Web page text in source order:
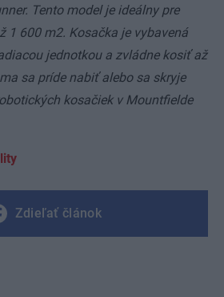
Tento model je ideálny pre
1 600 m2. Kosačka je vybavená
jednotkou a zvládne kosiť až
sa príde nabiť alebo sa skryje
kosačiek v Mountfielde
Zdieľať článok